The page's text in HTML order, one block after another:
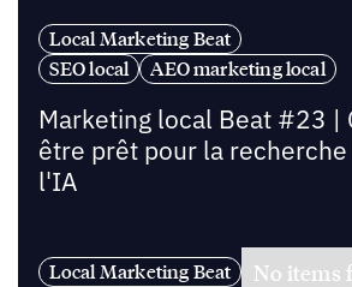
Local Marketing Beat
SEO local
AEO marketing local
Marketing local Beat #23 |
être prêt pour la recherche
l'IA
Local Marketing Beat No items